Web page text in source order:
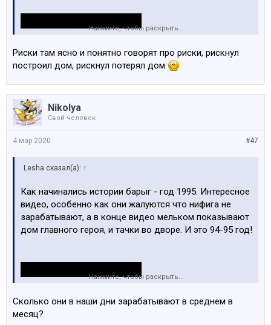
Нажмите, чтобы раскрыть...
Риски там ясно и понятно говорят про риски, рискнул
построил дом, рискнул потерял дом
Nikolya
Свой человек
#47
4 мар 2020
Lesha сказал(а): ↑
Как начинались истории барыг - год 1995. Интересное
видео, особенно как они жалуются что нифига не
зарабатывают, а в конце видео мельком показывают
дом главного героя, и тачки во дворе. И это 94-95 год!
Нажмите, чтобы раскрыть...
Сколько они в наши дни зарабатывают в среднем в
месяц?